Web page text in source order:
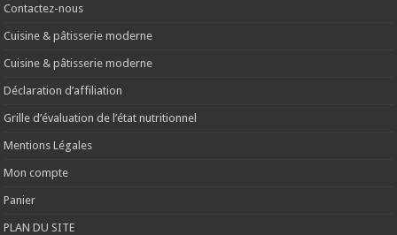
Contactez-nous
Cuisine & pâtisserie moderne
Cuisine & pâtisserie moderne
Déclaration d’affiliation
Grille d’évaluation de l’état nutritionnel
Mentions Légales
Mon compte
Panier
PLAN DU SITE